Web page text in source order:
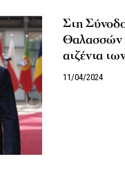
Στη
Θαλασσών
ατζέντα
11/04/2024